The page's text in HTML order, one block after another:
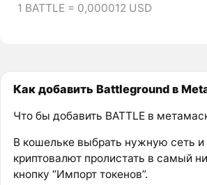
1 BATTLE = 0,000012 USD
Как добавить Battleground в
Что бы добавить BATTLE в
В кошельке выбрать нужную сеть и
криптовалют пролистать в самый
кнопку “Импорт токенов”.